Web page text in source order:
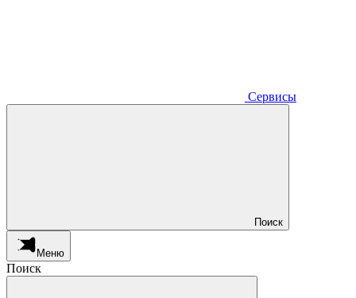
Сервисы
Поиск
Меню
Поиск